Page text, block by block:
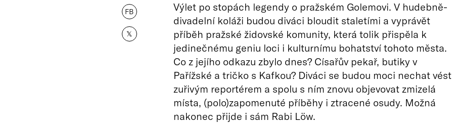
FB
𝕏
Výlet po stopách legendy o pražském Golemovi. V hudebně-
divadelní koláži budou diváci bloudit staletími a vyprávět
příběh pražské židovské komunity, která tolik přispěla k
jedinečnému geniu loci i kulturnímu bohatství tohoto města.
Co z jejího odkazu zbylo dnes? Císařův pekař, butiky v
Pařížské a tričko s Kafkou? Diváci se budou moci nechat vést
zuřivým reportérem a spolu s ním znovu objevovat zmizelá
místa, (polo)zapomenuté příběhy i ztracené osudy. Možná
nakonec přijde i sám Rabi Löw.